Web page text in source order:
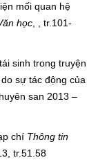
mối quan hệ
học, , tr.101-
sinh trong truyện
sự tác động của
san 2013 –
chí Thông tin
tr.51.58